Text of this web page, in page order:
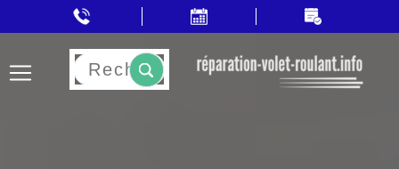
Rechercher